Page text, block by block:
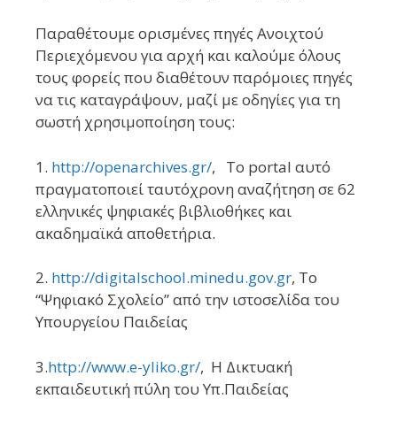
Παραθέτουμε ορισμένες πηγές Ανοιχτού
Περιεχόμενου για αρχή και καλούμε όλους
τους φορείς που διαθέτουν παρόμοιες πηγές
να τις καταγράψουν, μαζί με οδηγίες για τη
σωστή χρησιμοποίηση τους:
1. http://openarchives.gr/, Το portal αυτό
πραγματοποιεί ταυτόχρονη αναζήτηση σε 62
ελληνικές ψηφιακές βιβλιοθήκες και
ακαδημαϊκά αποθετήρια.
2. http://digitalschool.minedu.gov.gr, Το
“Ψηφιακό Σχολείο” από την ιστοσελίδα του
Υπουργείου Παιδείας
3.http://www.e-yliko.gr/, Η Δικτυακή
εκπαιδευτική πύλη του Υπ.Παιδείας